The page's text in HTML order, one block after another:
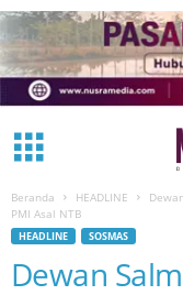
Beranda HEADLINE
PMI Asal NTB
HEADLINE SOSMAS
Dewan